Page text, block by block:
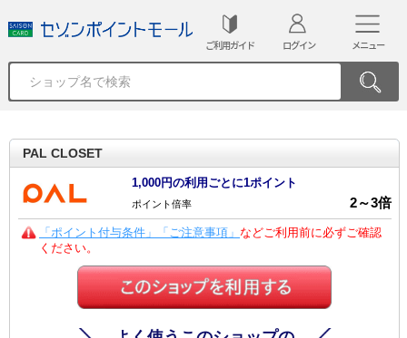
ご利用ガイド ログイン メニュー
PAL CLOSET
1,000円の利用ごとに1ポイント
ポイント倍率 2～3倍
「ポイント付与条件」「ご注意事項」 などご利用前に必ずご確認
ください。